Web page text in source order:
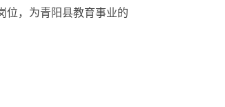
，为青阳县教育事业的